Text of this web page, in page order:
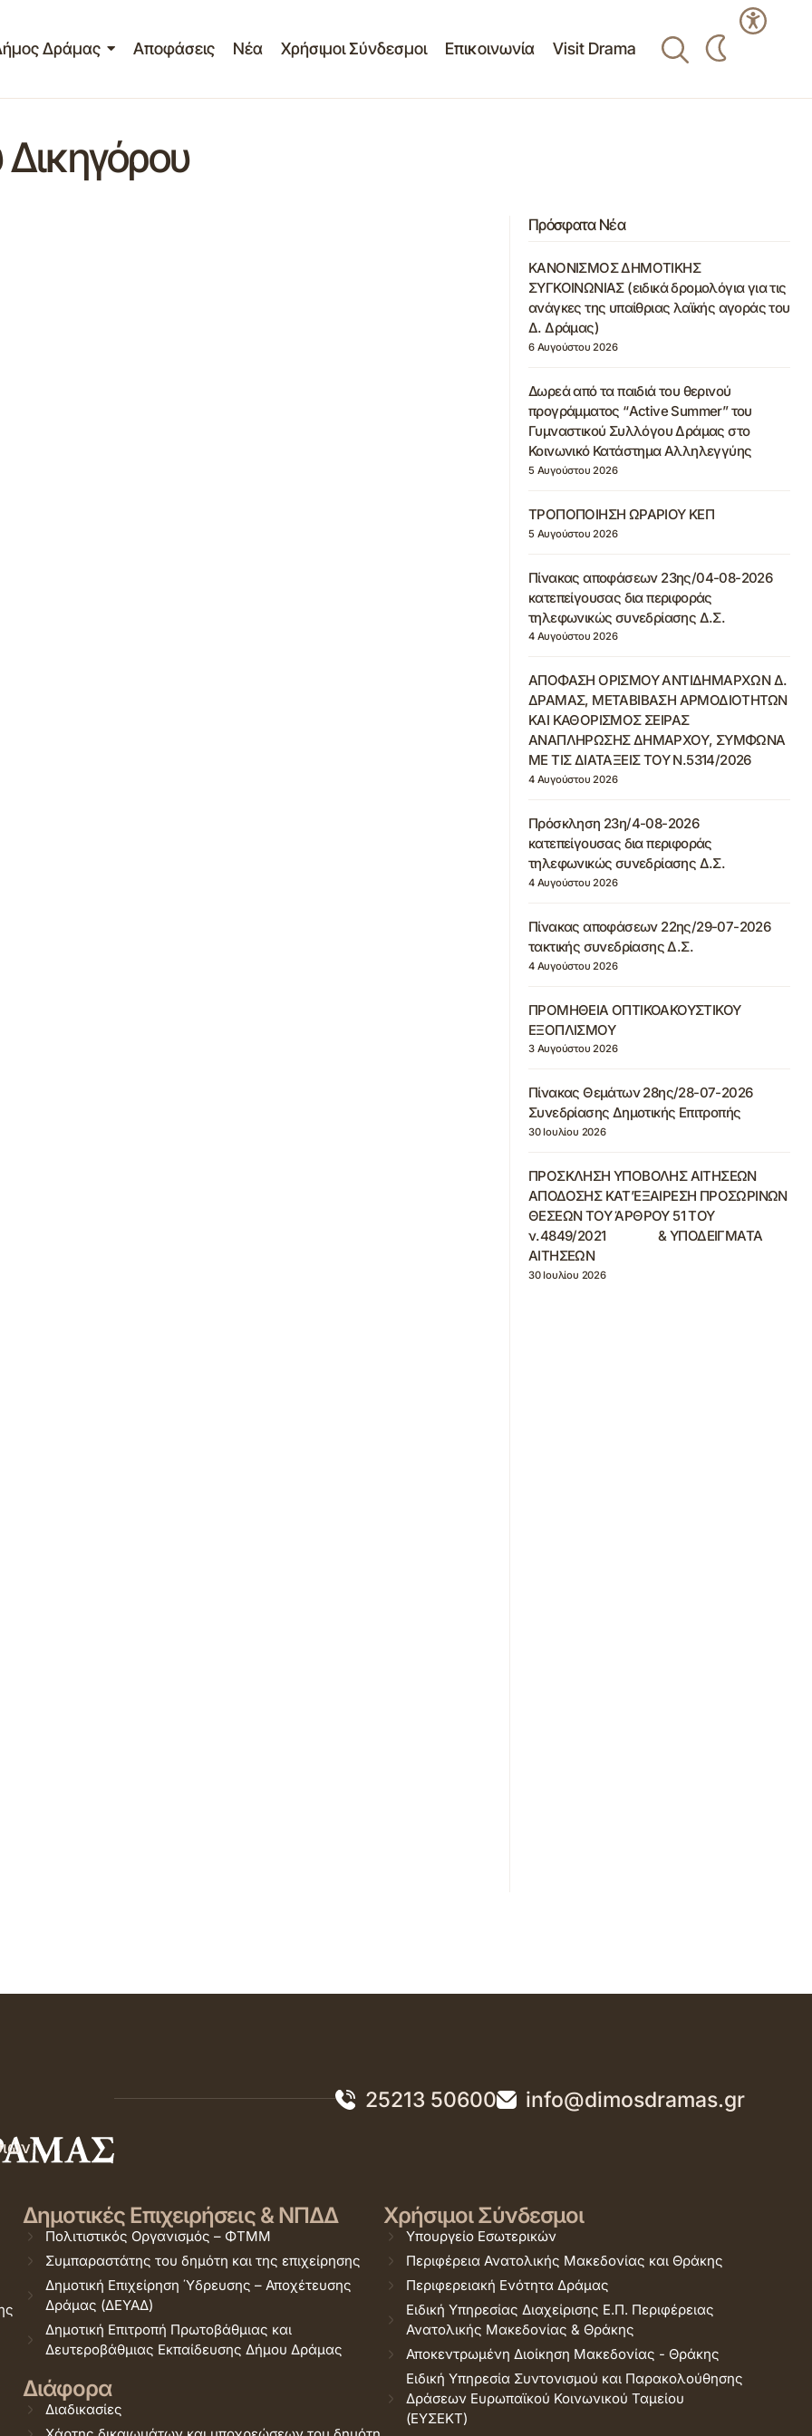
Δράμας Αποφάσεις Νέα Χρήσιμοι Σύνδεσμοι Επικοινωνία Visit Drama
Πρόσφατα Νέα
ΚΑΝΟΝΙΣΜΟΣ ΔΗΜΟΤΙΚΗΣ
ΣΥΓΚΟΙΝΩΝΙΑΣ (ειδικά δρομολόγια για τις
ανάγκες της υπαίθριας λαϊκής αγοράς του
Δ. Δράμας)
6 Αυγούστου 2026
Δωρεά από τα παιδιά του θερινού
προγράμματος “Active Summer” του
Γυμναστικού Συλλόγου Δράμας στο
Κοινωνικό Κατάστημα Αλληλεγγύης
5 Αυγούστου 2026
ΤΡΟΠΟΠΟΙΗΣΗ ΩΡΑΡΙΟΥ ΚΕΠ
5 Αυγούστου 2026
Πίνακας αποφάσεων 23ης/04-08-2026
κατεπείγουσας δια περιφοράς
τηλεφωνικώς συνεδρίασης Δ.Σ.
4 Αυγούστου 2026
ΑΠΟΦΑΣΗ ΟΡΙΣΜΟΥ ΑΝΤΙΔΗΜΑΡΧΩΝ Δ.
ΔΡΑΜΑΣ, ΜΕΤΑΒΙΒΑΣΗ ΑΡΜΟΔΙΟΤΗΤΩΝ
ΚΑΙ ΚΑΘΟΡΙΣΜΟΣ ΣΕΙΡΑΣ
ΑΝΑΠΛΗΡΩΣΗΣ ΔΗΜΑΡΧΟΥ, ΣΥΜΦΩΝΑ
ΜΕ ΤΙΣ ΔΙΑΤΑΞΕΙΣ ΤΟΥ Ν.5314/2026
4 Αυγούστου 2026
Πρόσκληση 23η/4-08-2026
κατεπείγουσας δια περιφοράς
τηλεφωνικώς συνεδρίασης Δ.Σ.
4 Αυγούστου 2026
Πίνακας αποφάσεων 22ης/29-07-2026
τακτικής συνεδρίασης Δ.Σ.
4 Αυγούστου 2026
ΠΡΟΜΗΘΕΙΑ ΟΠΤΙΚΟΑΚΟΥΣΤΙΚΟΥ
ΕΞΟΠΛΙΣΜΟΥ
3 Αυγούστου 2026
Πίνακας Θεμάτων 28ης/28-07-2026
Συνεδρίασης Δημοτικής Επιτροπής
30 Ιουλίου 2026
ΠΡΟΣΚΛΗΣΗ ΥΠΟΒΟΛΗΣ ΑΙΤΗΣΕΩΝ
ΑΠΟΔΟΣΗΣ ΚΑΤ’ΕΞΑΙΡΕΣΗ ΠΡΟΣΩΡΙΝΩΝ
ΘΕΣΕΩΝ ΤΟΥ ΆΡΘΡΟΥ 51 ΤΟΥ
ν.4849/2021 & ΥΠΟΔΕΙΓΜΑΤΑ
ΑΙΤΗΣΕΩΝ
30 Ιουλίου 2026
25213 50600 info@dimosdramas.gr
Δημοτικές Επιχειρήσεις & ΝΠΔΔ
Πολιτιστικός Οργανισμός – ΦΤΜΜ
Συμπαραστάτης του δημότη και της επιχείρησης
Δημοτική Επιχείρηση Ύδρευσης – Αποχέτευσης
Δράμας (ΔΕΥΑΔ)
Δημοτική Επιτροπή Πρωτοβάθμιας και
Δευτεροβάθμιας Εκπαίδευσης Δήμου Δράμας
Διάφορα
Διαδικασίες
Χρήσιμοι Σύνδεσμοι
Υπουργείο Εσωτερικών
Περιφέρεια Ανατολικής Μακεδονίας και Θράκης
Περιφερειακή Ενότητα Δράμας
Ειδική Υπηρεσίας Διαχείρισης Ε.Π. Περιφέρειας
Ανατολικής Μακεδονίας & Θράκης
Αποκεντρωμένη Διοίκηση Μακεδονίας - Θράκης
Ειδική Υπηρεσία Συντονισμού και Παρακολούθησης
Δράσεων Ευρωπαϊκού Κοινωνικού Ταμείου
(ΕΥΣΕΚΤ)